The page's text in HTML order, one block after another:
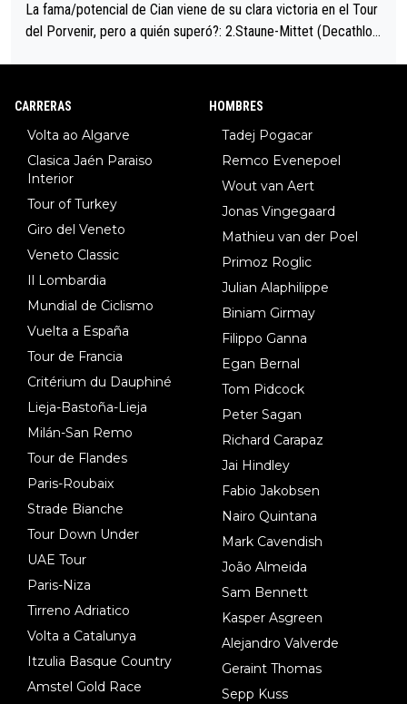
La fama/potencial de Cian viene de su clara victoria en el Tour
del Porvenir, pero a quién superó?: 2.Staune-Mittet (Decathlon,
8.Lenny Martinez (Bahrein), 9. Van Belle (Visma), 10. Vacek (Li
CARRERAS
Volta ao Algarve
Clasica Jaén Paraiso
Interior
Tour of Turkey
Giro del Veneto
Veneto Classic
Il Lombardia
Mundial de Ciclismo
Vuelta a España
Tour de Francia
Critérium du Dauphiné
Lieja-Bastoña-Lieja
Milán-San Remo
Tour de Flandes
Paris-Roubaix
Strade Bianche
Tour Down Under
UAE Tour
Paris-Niza
Tirreno Adriatico
Volta a Catalunya
Itzulia Basque Country
Amstel Gold Race
HOMBRES
Tadej Pogacar
Remco Evenepoel
Wout van Aert
Jonas Vingegaard
Mathieu van der Poel
Primoz Roglic
Julian Alaphilippe
Biniam Girmay
Filippo Ganna
Egan Bernal
Tom Pidcock
Peter Sagan
Richard Carapaz
Jai Hindley
Fabio Jakobsen
Nairo Quintana
Mark Cavendish
João Almeida
Sam Bennett
Kasper Asgreen
Alejandro Valverde
Geraint Thomas
Sepp Kuss